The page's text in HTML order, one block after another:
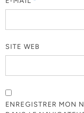
SITE WEB
ENREGISTRER MON